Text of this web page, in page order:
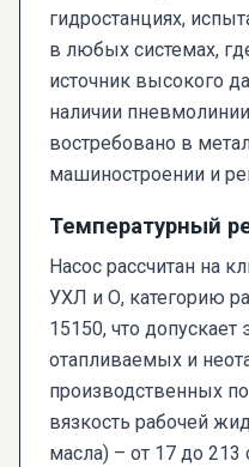
гидростанциях,
в любых системах,
источник высокого
наличии
востребовано в
машиностроении и
Температурный
Насос рассчитан на
УХЛ и О, категорию
15150, что допускает
отапливаемых и
производственных
вязкость рабочей
масла) – от 17 до